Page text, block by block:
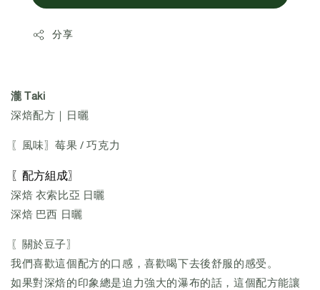
分享
瀧 Taki
深焙配方｜日曬
〖風味〗莓果 / 巧克力
〖配方組成〗
深焙 衣索比亞 日曬
深焙 巴西 日曬
〖關於豆子〗
我們喜歡這個配方的口感，喜歡喝下去後舒服的感受。
如果對深焙的印象總是迫力強大的瀑布的話，這個配方能讓